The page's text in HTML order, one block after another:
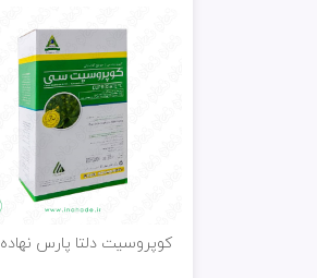
کوپروسیت دلتا پارس نهاده 1kg